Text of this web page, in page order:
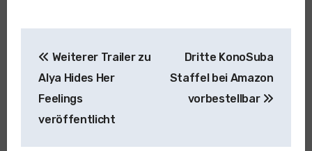
Weiterer Trailer zu
Alya Hides Her
Feelings
veröffentlicht
Dritte KonoSuba
Staffel bei Amazon
vorbestellbar